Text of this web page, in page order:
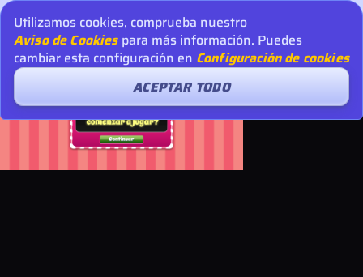
Utilizamos cookies, comprueba nuestro
Aviso de Cookiespara más información. Puedes
cambiar esta configuración en Configuración de cookies
ACEPTAR TODO